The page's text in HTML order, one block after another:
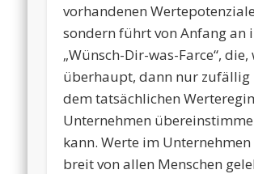
vorhandenen
sondern führt von Anfang an
„Wünsch-Dir-was-Farce“, die,
überhaupt, dann nur
dem tatsächlichen
Unternehmen
kann. Werte im Unternehmen
breit von allen Menschen